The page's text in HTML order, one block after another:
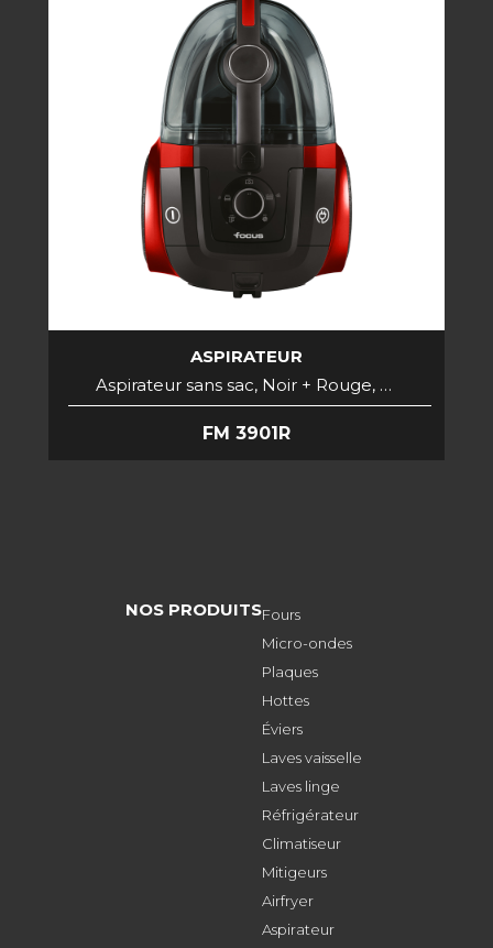
ASPIRATEUR
Aspirateur sans sac, Noir + Rouge, …
FM 3901R
NOS PRODUITSFours
Micro-ondes
Plaques
Hottes
Éviers
Laves vaisselle
Laves linge
Réfrigérateur
Climatiseur
Mitigeurs
Airfryer
Aspirateur